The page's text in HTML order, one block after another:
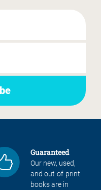
Guaranteed
Our new, used,
and out-of-print
books are in